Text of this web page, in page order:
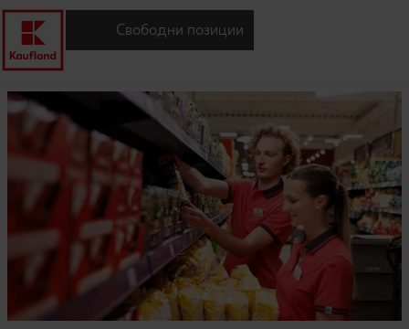
Свободни позиции